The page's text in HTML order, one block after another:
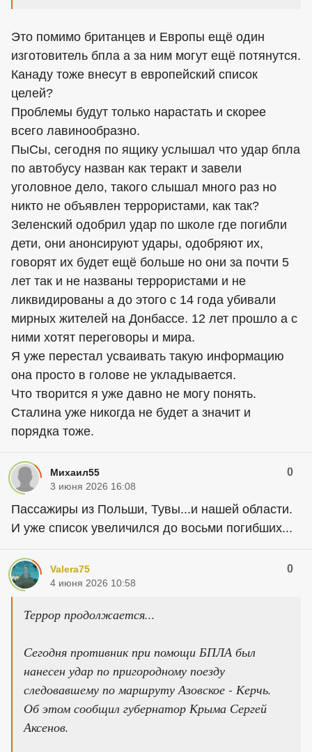
Это помимо британцев и Европы ещё один
изготовитель бпла а за ним могут ещё потянутся.
Канаду тоже внесут в европейский список
целей?
Проблемы будут только нарастать и скорее
всего лавинообразно.
ПыСы, сегодня по ящику услышал что удар бпла
по автобусу назван как теракт и завели
уголовное дело, такого слышал много раз но
никто не объявлен террористами, как так?
Зеленский одобрил удар по школе где погибли
дети, они анонсируют удары, одобряют их,
говорят их будет ещё больше но они за почти 5
лет так и не названы террористами и не
ликвидированы а до этого с 14 года убивали
мирных жителей на Донбассе. 12 лет прошло а с
ними хотят переговоры и мира.
Я уже перестал усваивать такую информацию
она просто в голове не укладывается.
Что творится я уже давно не могу понять.
Сталина уже никогда не будет а значит и
порядка тоже.
Михаил55 0
3 июня 2026 16:08
Пассажиры из Польши, Тувы...и нашей области.
И уже список увеличился до восьми погибших...
Valera75 0
4 июня 2026 10:58
Террор продолжается...
Сегодня противник при помощи БПЛА был
нанесен удар по пригородному поезду
следовавшему по маршруту Азовское - Керчь.
Об этом сообщил губернатор Крыма Сергей
Аксенов.